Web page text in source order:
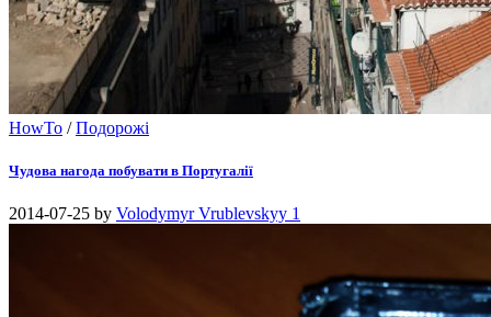
HowTo /Подорожі
Чудова нагода побувати в Португалії
2014-07-25 by Volodymyr Vrublevskyy 1